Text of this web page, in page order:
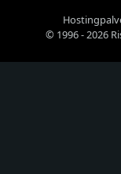
© 1996 - 2026